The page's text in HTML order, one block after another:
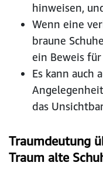
hinweisen,
Wenn eine
braune
ein Beweis
Es kann auch
das
Traumdeutung
Traum alte